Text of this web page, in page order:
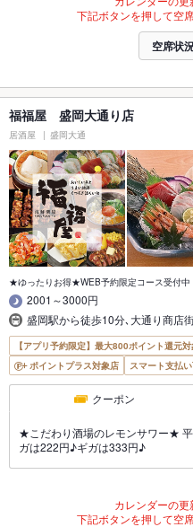
下記ボタンを押して空
空席状
福福屋 盛岡大通り店
居酒屋 盛岡大通
★ゆったりお得★WEB予約限定コース受付中
2001～3000円
盛岡駅から徒歩10分､大通り商店
【アプリ予約限定】最大800ポイント還元
ポイントプラス対象店
スマート支払
クーポン
★こだわり酒場のレモンサワー★
ガは222円♪ギガは333円♪
カレンダーの更
下記ボタンを押して空